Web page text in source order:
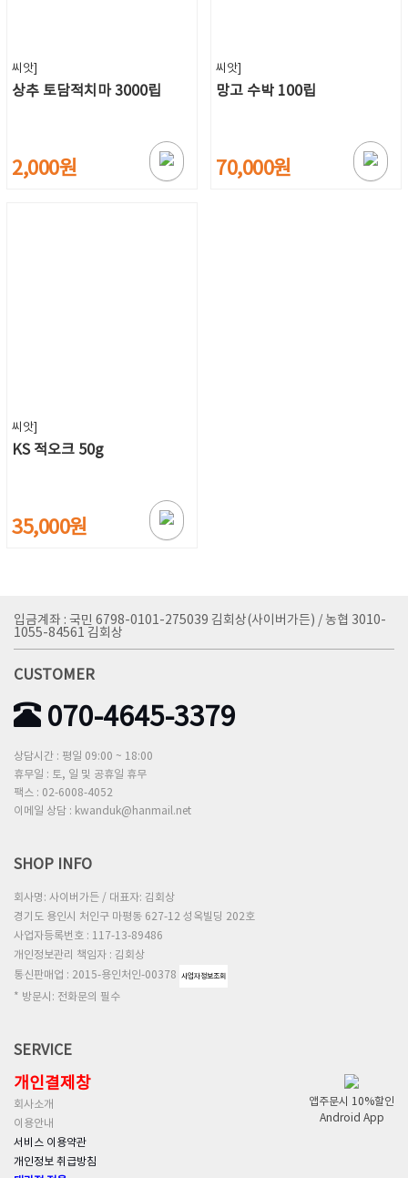
씨앗]
상추 토담적치마 3000립
2,000원
씨앗]
망고 수박 100립
70,000원
씨앗]
KS 적오크 50g
35,000원
입금계좌 : 국민 6798-0101-275039 김회상(사이버가든) / 농협 3010-
1055-84561 김회상
CUSTOMER
070-4645-3379
상담시간 : 평일 09:00 ~ 18:00
휴무일 : 토, 일 및 공휴일 휴무
팩스 : 02-6008-4052
이메일 상담 : kwanduk@hanmail.net
SHOP INFO
회사명: 사이버가든 / 대표자: 김회상
경기도 용인시 처인구 마평동 627-12 성옥빌딩 202호
사업자등록번호 : 117-13-89486
개인정보관리 책임자 : 김회상
통신판매업 : 2015-용인처인-00378
사업자정보조회
* 방문시: 전화문의 필수
SERVICE
앱주문시 10%할인
Android App
개인결제창
회사소개
이용안내
서비스 이용약관
개인정보 취급방침